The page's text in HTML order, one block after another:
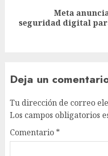
Meta
seguridad digital
Deja un
Tu dirección de correo
Los campos obligatorios
Comentario *